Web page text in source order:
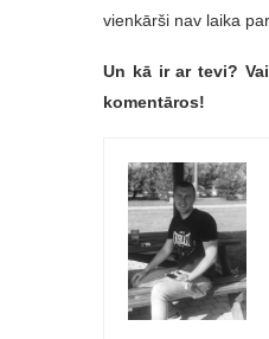
vienkārši nav laika
Un kā ir ar tevi?
komentāros!